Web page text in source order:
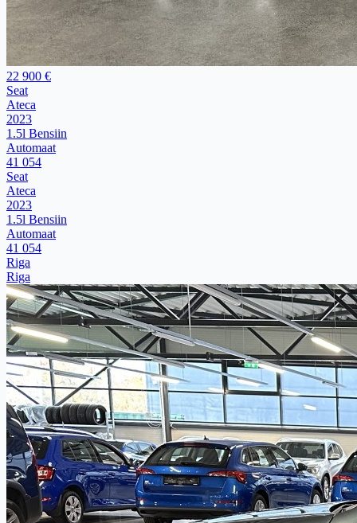
22 900 €
Seat
Ateca
2023
1.5l Bensiin
Automaat
41 054
Seat
Ateca
2023
1.5l Bensiin
Automaat
41 054
Riga
Riga